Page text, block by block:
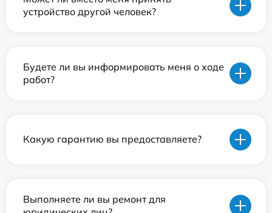
устройство другой человек?
Будете ли вы информировать меня о ходе
работ?
Какую гарантию вы предоставляете?
Выполняете ли вы ремонт для